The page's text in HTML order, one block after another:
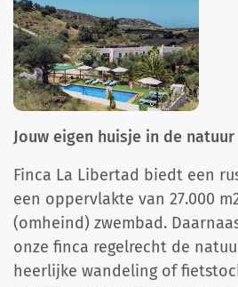
Jouw eigen huisje in de natuur
Finca La Libertad biedt een
een oppervlakte van 27.000
(omheind) zwembad.
onze finca regelrecht de
heerlijke wandeling of